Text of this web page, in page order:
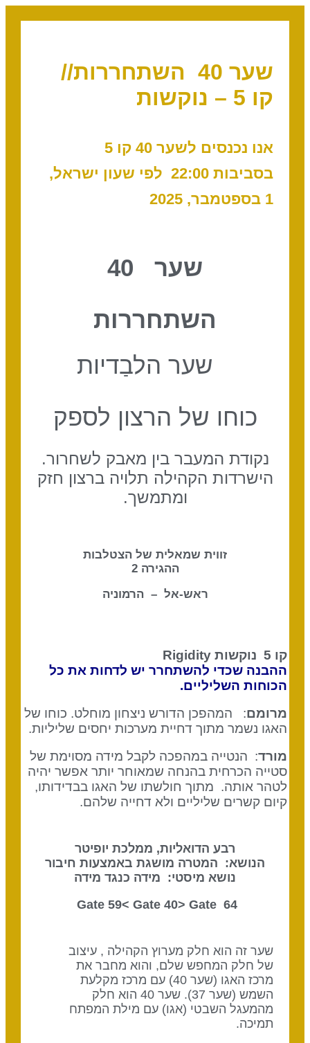
שער 40 השתחררות//
קו 5 – נוקשות
אנו נכנסים לשער 40 קו 5
בסביבות 22:00 לפי שעון ישראל,
שער 40
השתחררות
שער הלבַדיות
כוחו של הרצון לספק
נקודת המעבר בין מאבק לשחרור.
הישרדות הקהילה תלויה ברצון חזק
ומתמשך.
זווית שמאלית של הצטלבות
ההגירה 2
ראש-אל – הרמוניה
קו 5 נוקשות
Rigidity
ההבנה שכדי להשתחרר יש לדחות את כל
הכוחות השליליים.
מרומם: המהפכן הדורש ניצחון מוחלט. כוחו של
האגו נשמר מתוך דחיית מערכות יחסים שליליות.
מורד: הנטייה במהפכה לקבל מידה מסוימת של
סטייה הכרחית בהנחה שמאוחר יותר אפשר יהיה
לטהר אותה. מתוך חולשתו של האגו בבדידותו,
קיום קשרים שליליים ולא דחייה שלהם.
רבע הדואליות, ממלכת יופיטר
הנושא: המטרה מושגת באמצעות חיבור
נושא מיסטי: מידה כנגד מידה
64 Gate 59<
Gate 40 > Gate
שער זה הוא חלק מערוץ הקהילה , עיצוב
של חלק המחפש שלם, והוא מחבר את
מרכז האגו (שער 40) עם מרכז מקלעת
השמש (שער 37). שער 40 הוא חלק
מהמעגל השבטי (אגו) עם מילת המפתח
תמיכה.